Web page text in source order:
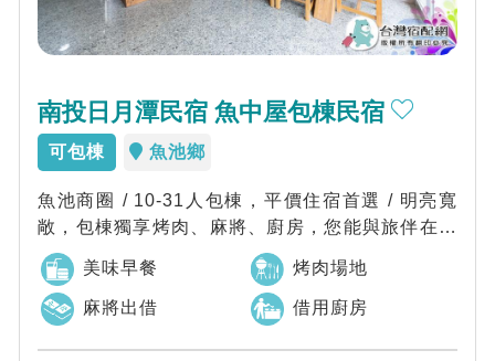
南投日月潭民宿 魚中屋包棟民宿
可包棟 魚池鄉
魚池商圈 / 10-31人包棟，平價住宿首選 / 明亮寬
敞，包棟獨享烤肉、麻將、廚房，您能與旅伴在這
專屬的空間裡盡情地談天說地，享...
美味早餐 烤肉場地
麻將出借 借用廚房